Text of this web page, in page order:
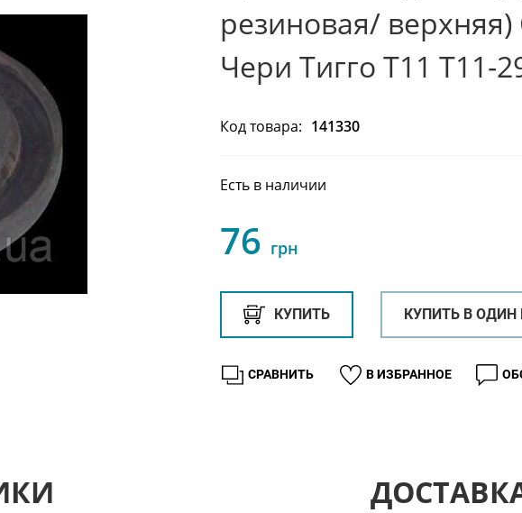
резиновая/
Чери Тигго Т11 T11-
Код товара: 141330
Есть в наличии
76 грн
КУПИТЬ КУПИТЬ В ОДИН
В ИЗБРАННОЕ
СРАВНИТЬ